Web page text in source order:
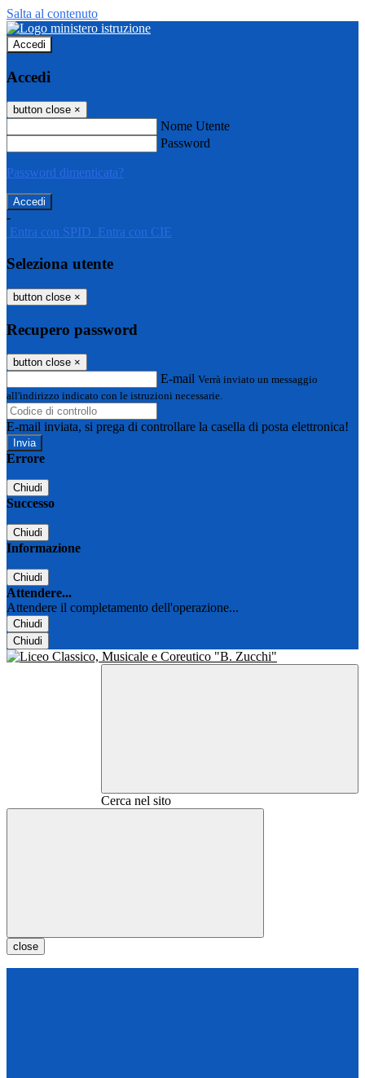
Salta al contenuto
Accedi
Accedi
button close ×
Nome Utente
Password
Password dimenticata?
-
Entra con SPID Entra con CIE
Seleziona utente
button close ×
Recupero password
button close ×
E-mail Verrà inviato un messaggio
all'indirizzo indicato con le istruzioni necessarie.
E-mail inviata, si prega di controllare la casella di posta elettronica!
Errore
Chiudi
Successo
Chiudi
Informazione
Chiudi
Attendere...
Attendere il completamento dell'operazione...
Chiudi
Chiudi
Cerca nel sito
close